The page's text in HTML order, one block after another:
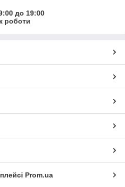
до 19:00
роботи
Prom.ua